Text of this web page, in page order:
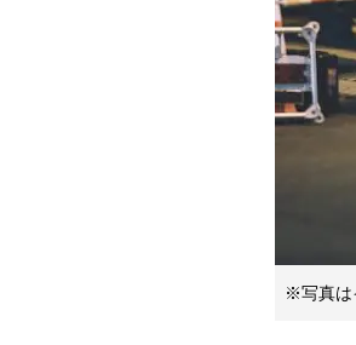
※写真は